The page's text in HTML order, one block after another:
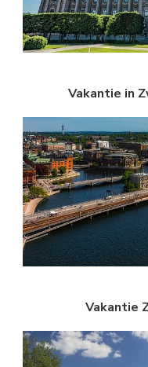
Vakantie in
Vakantie